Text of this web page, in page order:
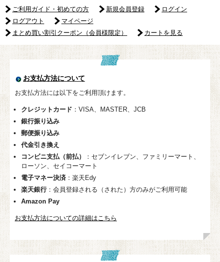
ご利用ガイド・初めての方 新規会員登録
ログイン
ログアウト
マイページ
まとめ買い割引クーポン（会員様限定）
カートを見る
お支払方法について
お支払方法には以下をご利用頂けます。
クレジットカード ：VISA、MASTER、JCB
銀行振り込み
郵便振り込み
代金引き換え
コンビニ支払（前払）
：セブンイレブン、ファミリーマート、
ローソン、セイコーマート
電子マネー決済：楽天Edy
楽天銀行：会員登録される（された）方のみがご利用可能
Amazon Pay
お支払方法についての詳細はこちら